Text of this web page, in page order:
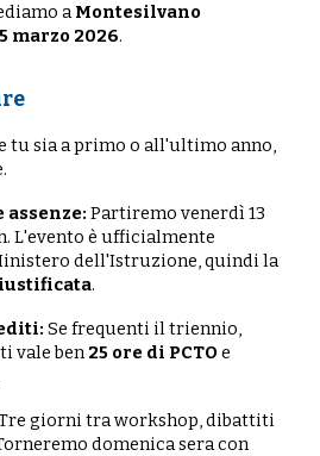
aMontesilvano
marzo 2026.
tu sia a primo o all'ultimo anno,
assenze: Partiremo venerdì 13
L'evento è ufficialmente
dell'Istruzione, quindi la
.
Se frequenti il triennio,
vale ben25 ore di PCTOe
giorni tra workshop, dibattiti
domenica sera con